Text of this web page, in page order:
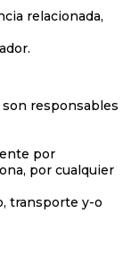
relacionada,
responsables
por
por cualquier
transporte y-o